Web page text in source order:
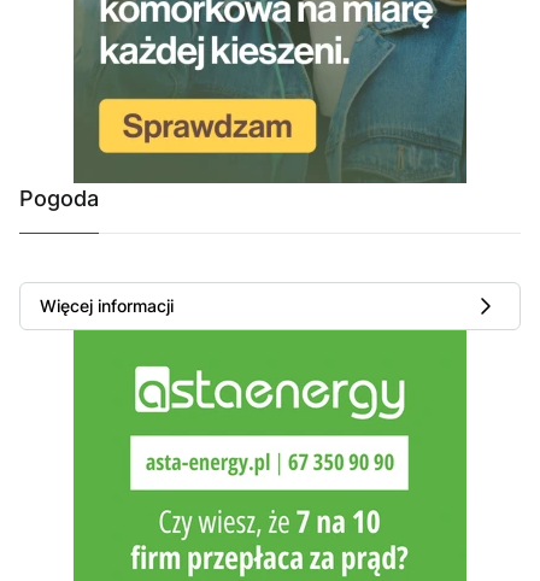
Pogoda
Więcej informacji